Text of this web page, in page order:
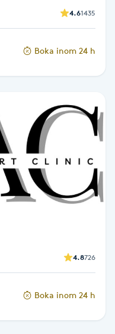
4.61435
Boka inom 24 h
4.8726
Boka inom 24 h